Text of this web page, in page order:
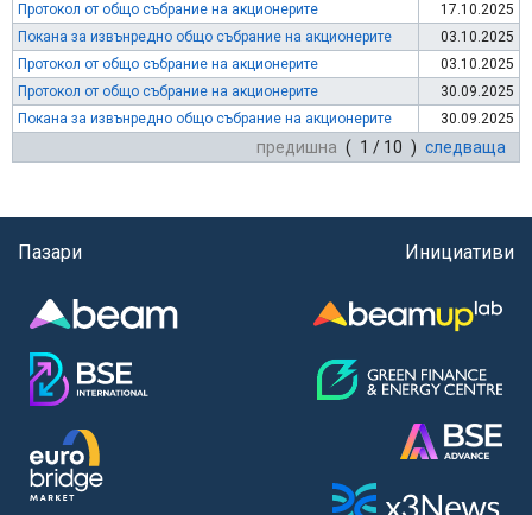
Протокол от общо събрание на акционерите
17.10.2025
Покана за извънредно общо събрание на акционерите
03.10.2025
Протокол от общо събрание на акционерите
03.10.2025
Протокол от общо събрание на акционерите
30.09.2025
Покана за извънредно общо събрание на акционерите
30.09.2025
предишна ( 1 / 10 ) следваща
Пазари Инициативи